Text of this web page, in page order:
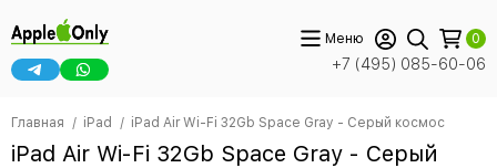
+7 (495) 085-60-06
Меню 0
Главная iPad iPad Air Wi-Fi 32Gb Space Gray - Серый космос
iPad Air Wi-Fi 32Gb Space Gray - Серый